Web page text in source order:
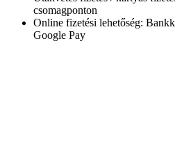
csomagponton
Online fizetési lehetőség:
Google Pay